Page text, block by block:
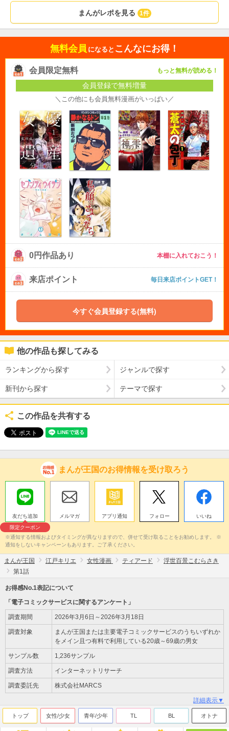
まんがレポを見る 1件
無料会員 になると こんなにお得！
会員限定無料 もっと無料が読める！
会員登録で無料増量
＼この他にも会員無料漫画がいっぱい／
0円作品あり 本棚に入れておこう！
来店ポイント 毎日来店ポイントGET！
今すぐ会員登録する(無料)
他の作品も探してみる
ランキングから探す ジャンルで探す
新刊から探す テーマで探す
この作品を共有する
まんが王国のお得情報を受け取ろう
友だち追加
限定クーポン
メルマガ アプリ通知 フォロー いいね
※通知する情報およびタイミングが異なりますので、併せて受け取ることをお勧めします。 ※
通知をしないキャンペーンもあります。ご了承ください。
まんが王国 江戸キリエ 女性漫画 ティアード
浮世百景こむらさき
第1話
お得感No.1表記について
「電子コミックサービスに関するアンケート」
調査期間 2026年3月6日～2026年3月18日
調査対象
まんが王国または主要電子コミックサービスのうちいずれか
をメイン且つ有料で利用している20歳～69歳の男女
サンプル数 1,236サンプル
調査方法 インターネットリサーチ
調査委託先 株式会社MARCS
詳細表示▼
トップ 女性/少女 青年/少年 TL BL オトナ